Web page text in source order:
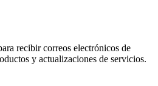
recibir correos electrónicos de
y actualizaciones de servicios.